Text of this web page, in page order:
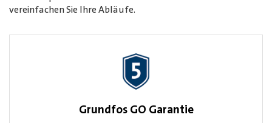
vereinfachen Sie Ihre Abläufe.
Grundfos GO Garantie